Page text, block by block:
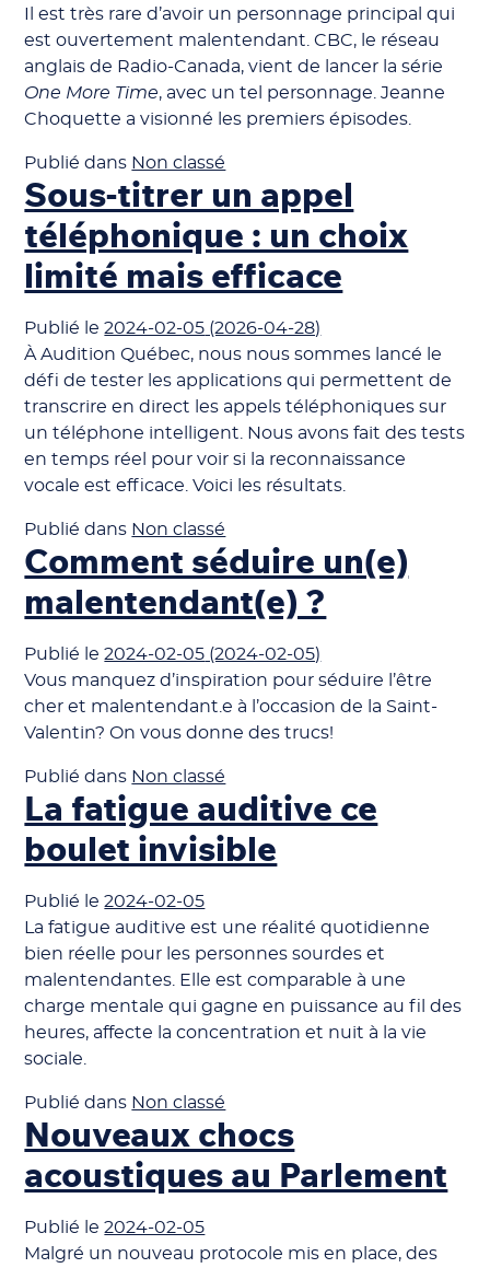
Il est très rare d’avoir un personnage principal qui
est ouvertement malentendant. CBC, le réseau
anglais de Radio-Canada, vient de lancer la série
One More Time, avec un tel personnage. Jeanne
Choquette a visionné les premiers épisodes.
Publié dans Non classé
Sous-titrer un appel
téléphonique : un choix
limité mais efficace
Publié le2024-02-05 (2026-04-28)
À Audition Québec, nous nous sommes lancé le
défi de tester les applications qui permettent de
transcrire en direct les appels téléphoniques sur
un téléphone intelligent. Nous avons fait des tests
en temps réel pour voir si la reconnaissance
vocale est efficace. Voici les résultats.
Publié dans Non classé
Comment séduire un(e)
malentendant(e) ?
Publié le2024-02-05 (2024-02-05)
Vous manquez d’inspiration pour séduire l’être
cher et malentendant.e à l’occasion de la Saint-
Valentin? On vous donne des trucs!
Publié dans Non classé
La fatigue auditive ce
boulet invisible
Publié le2024-02-05
La fatigue auditive est une réalité quotidienne
bien réelle pour les personnes sourdes et
malentendantes. Elle est comparable à une
charge mentale qui gagne en puissance au fil des
heures, affecte la concentration et nuit à la vie
sociale.
Publié dans Non classé
Nouveaux chocs
acoustiques au Parlement
Publié le2024-02-05
Malgré un nouveau protocole mis en place, des